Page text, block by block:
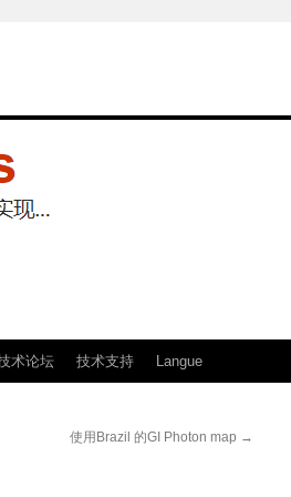
术论坛 技术支持 Langue
使用Brazil 的GI Photon map →